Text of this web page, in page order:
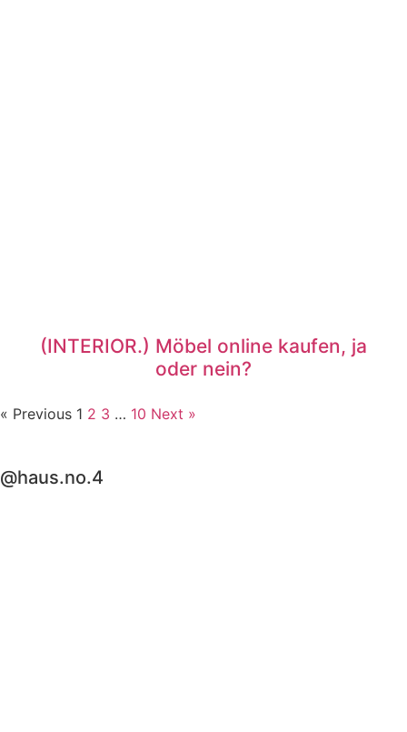
(INTERIOR.) Möbel online kaufen, ja
oder nein?
« Previous 1 2 3 … 10 Next »
@haus.no.4